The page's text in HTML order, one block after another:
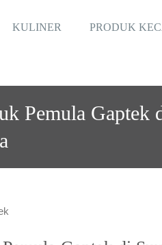
KULINER PRODUK
Pemula Gaptek